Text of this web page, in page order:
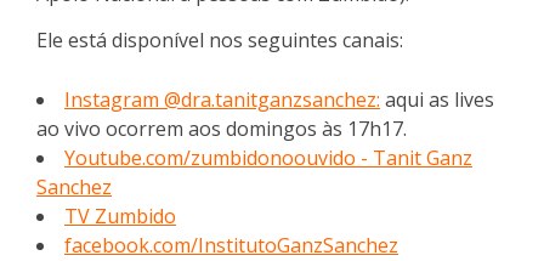
Ele está disponível nos seguintes canais:
Instagram @dra.tanitganzsanchez: aqui as lives
ao vivo ocorrem aos domingos às 17h17.
Youtube.com/zumbidonoouvido - Tanit Ganz
Sanchez
TV Zumbido
facebook.com/InstitutoGanzSanchez